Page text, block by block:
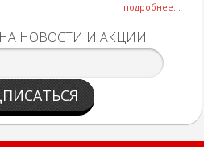
подробнее...
НОВОСТИ И АКЦИИ